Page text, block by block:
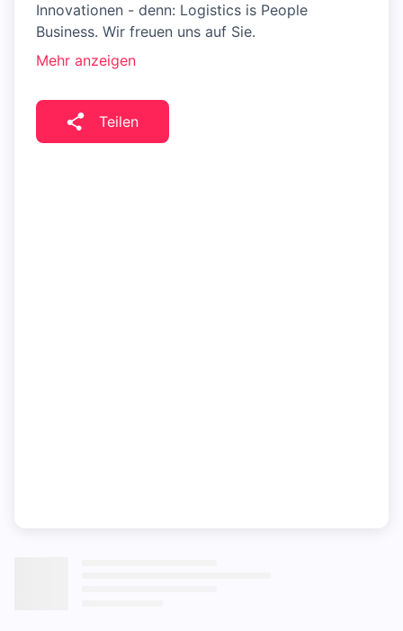
Innovationen - denn: Logistics is People
Business. Wir freuen uns auf Sie.
Mehr anzeigen
Teilen